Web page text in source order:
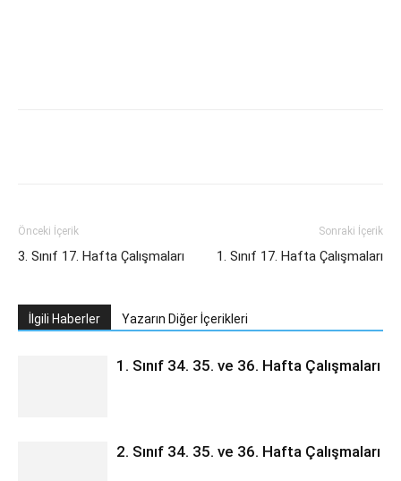
Önceki İçerik
3. Sınıf 17. Hafta Çalışmaları
Sonraki İçerik
1. Sınıf 17. Hafta Çalışmaları
İlgili Haberler Yazarın Diğer İçerikleri
1. Sınıf 34. 35. ve 36. Hafta Çalışmaları
2. Sınıf 34. 35. ve 36. Hafta Çalışmaları